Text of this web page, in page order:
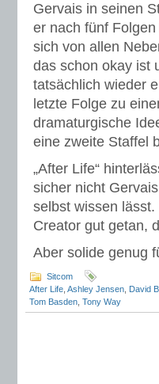
Gervais in seinen
er nach fünf
sich von allen
das schon okay ist
tatsächlich wieder
letzte Folge zu
dramaturgische
eine zweite Staffel
„After Life“
sicher nicht
selbst wissen
Creator gut getan,
Aber solide genug
Sitcom
After Life Ashley Jensen David
Tom Basden Tony Way